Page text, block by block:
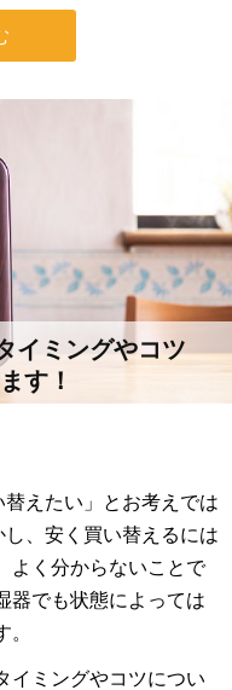
イミングやコツ
す！
えたい」とお考えでは
、安く買い替えるには
よく分からないことで
器でも状態によっては
イミングやコツについ